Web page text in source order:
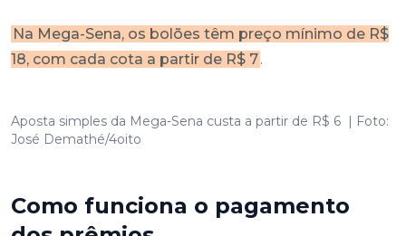
Na Mega-Sena, os bolões têm preço mínimo de R$
18, com cada cota a partir de R$ 7.
Aposta simples da Mega-Sena custa a partir de R$ 6 | Foto:
José Demathé/4oito
Como funciona o pagamento